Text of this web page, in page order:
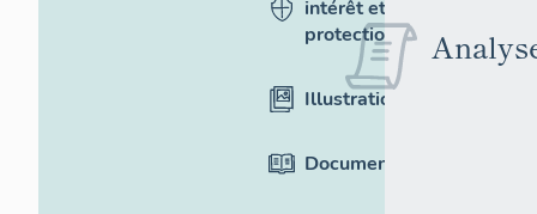
intérêt et
protection
Illustrations
Documentation